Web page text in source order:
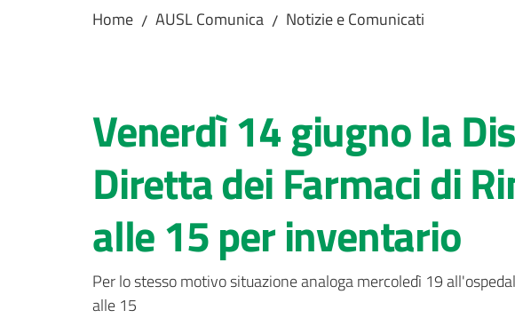
Home / AUSL Comunica / Notizie e Comunicati
Venerdì 14 giugno la
Diretta dei Farmaci di
alle 15 per inventario
Per lo stesso motivo situazione analoga mercoledì 19
alle 15